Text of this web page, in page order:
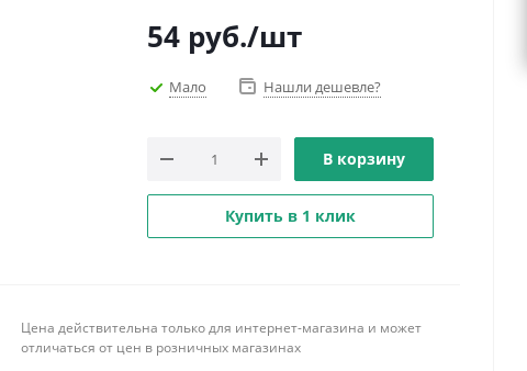
54 руб./шт
Мало Нашли дешевле?
В корзину
Купить в 1 клик
Цена действительна только для интернет-магазина и может
отличаться от цен в розничных магазинах